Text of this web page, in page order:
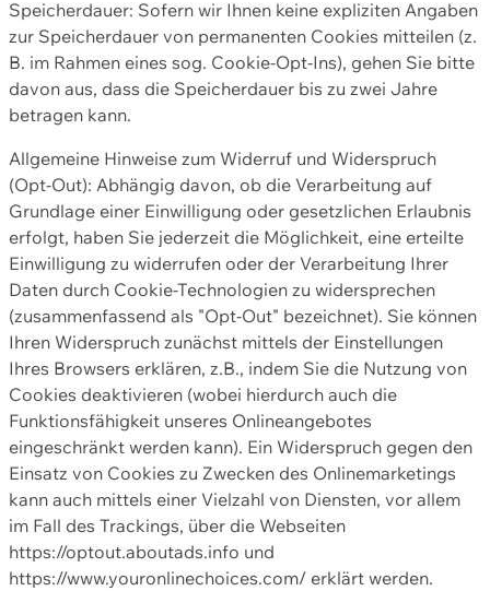
Speicherdauer: Sofern wir Ihnen keine expliziten Angaben
zur Speicherdauer von permanenten Cookies mitteilen (z.
B. im Rahmen eines sog. Cookie-Opt-Ins), gehen Sie bitte
davon aus, dass die Speicherdauer bis zu zwei Jahre
betragen kann.
Allgemeine Hinweise zum Widerruf und Widerspruch
(Opt-Out): Abhängig davon, ob die Verarbeitung auf
Grundlage einer Einwilligung oder gesetzlichen Erlaubnis
erfolgt, haben Sie jederzeit die Möglichkeit, eine erteilte
Einwilligung zu widerrufen oder der Verarbeitung Ihrer
Daten durch Cookie-Technologien zu widersprechen
(zusammenfassend als "Opt-Out" bezeichnet). Sie können
Ihren Widerspruch zunächst mittels der Einstellungen
Ihres Browsers erklären, z.B., indem Sie die Nutzung von
Cookies deaktivieren (wobei hierdurch auch die
Funktionsfähigkeit unseres Onlineangebotes
eingeschränkt werden kann). Ein Widerspruch gegen den
Einsatz von Cookies zu Zwecken des Onlinemarketings
kann auch mittels einer Vielzahl von Diensten, vor allem
im Fall des Trackings, über die Webseiten
https://optout.aboutads.info und
https://www.youronlinechoices.com/ erklärt werden.